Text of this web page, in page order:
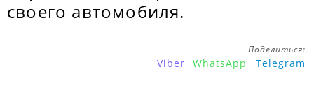
своего автомобиля.
Поделиться:
Viber WhatsApp Telegram